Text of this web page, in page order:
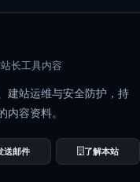
长工具内容
建站运维与安全防护，持
容资料。
送邮件 了解本站